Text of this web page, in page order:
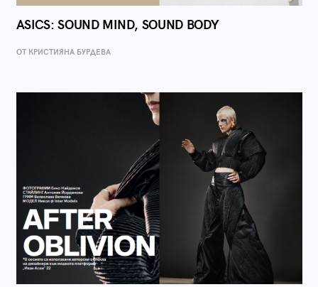
ASICS: SOUND MIND, SOUND BODY
ОТ КРИСТИЯНА БУРДЕВА